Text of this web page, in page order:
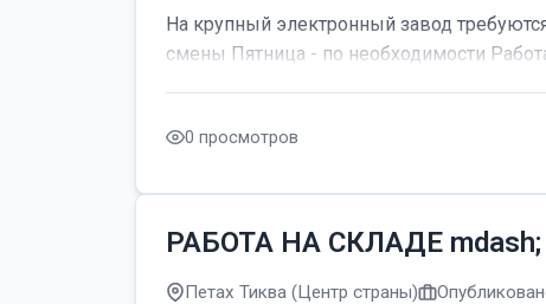
На крупный электронный завод
смены Пятница - по необходимости
0 просмотров
РАБОТА НА СКЛАДЕ
Петах Тиква (Центр страны)